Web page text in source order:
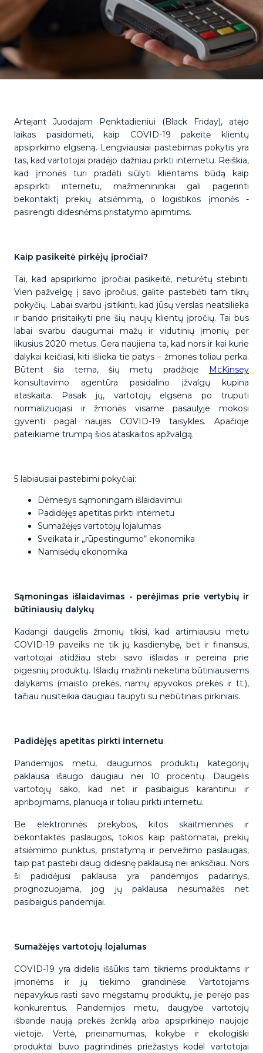
Artėjant Juodajam Penktadieniui (Black Friday), atėjo
laikas pasidomėti, kaip COVID-19 pakeitė klientų
apsipirkimo elgseną. Lengviausiai pastebimas pokytis yra
tas, kad vartotojai pradėjo dažniau pirkti internetu. Reiškia,
kad įmonės turi pradėti siūlyti klientams būdą kaip
apsipirkti internetu, mažmenininkai gali pagerinti
bekontaktį prekių atsiėmimą, o logistikos įmonės -
pasirengti didesnėms pristatymo apimtims.
Kaip pasikeitė pirkėjų įpročiai?
Tai, kad apsipirkimo įpročiai pasikeitė, neturėtų stebinti.
Vien pažvelgę ​​į savo įpročius, galite pastebėti tam tikrų
pokyčių. Labai svarbu įsitikinti, kad jūsų verslas neatsilieka
ir bando prisitaikyti prie šių naujų klientų įpročių. Tai bus
labai svarbu daugumai mažų ir vidutinių įmonių per
likusius 2020 metus. Gera naujiena ta, kad nors ir kai kurie
dalykai keičiasi, kiti išlieka tie patys – žmonės toliau perka.
Būtent šia tema, šių metų pradžioje McKinsey
konsultavimo agentūra pasidalino įžvalgų kupina
ataskaita. Pasak jų, vartotojų elgsena po truputi
normalizuojasi ir žmonės visame pasaulyje mokosi
gyventi pagal naujas COVID-19 taisykles. Apačioje
pateikiame trumpą šios ataskaitos apžvalgą.
5 labiausiai pastebimi pokyčiai:
Dėmesys sąmoningam išlaidavimui
Padidėjęs apetitas pirkti internetu
Sumažėjęs vartotojų lojalumas
Sveikata ir „rūpestingumo“ ekonomika
Namisėdų ekonomika
Sąmoningas išlaidavimas - perėjimas prie vertybių ir
būtiniausių dalykų
Kadangi daugelis žmonių tikisi, kad artimiausiu metu
COVID-19 paveiks ne tik jų kasdienybę, bet ir finansus,
vartotojai atidžiau stebi savo išlaidas ir pereina prie
pigesnių produktų. Išlaidų mažinti neketina būtiniausiems
dalykams (maisto prekės, namų apyvokos prekės ir tt.),
tačiau nusiteikia daugiau taupyti su nebūtinais pirkiniais.
Padidėjęs apetitas pirkti internetu
Pandemijos metu, daugumos produktų kategorijų
paklausa išaugo daugiau nei 10 procentų. Daugelis
vartotojų sako, kad net ir pasibaigus karantinui ir
apribojimams, planuoja ir toliau pirkti internetu.
Be elektroninės prekybos, kitos skaitmeninės ir
bekontaktės paslaugos, tokios kaip paštomatai, prekių
atsiėmimo punktus, pristatymą ir pervežimo paslaugas,
taip pat pastebi daug didesnę paklausą nei anksčiau. Nors
ši padidėjusi paklausa yra pandemijos padarinys,
prognozuojama, jog jų paklausa nesumažės net
pasibaigus pandemijai.
Sumažėjęs vartotojų lojalumas
COVID-19 yra didelis iššūkis tam tikriems produktams ir
įmonėms ir jų tiekimo grandinėse. Vartotojams
nepavykus rasti savo mėgstamų produktų, jie perėjo pas
konkurentus. Pandemijos metu, daugybė vartotojų
išbandė naują prekės ženklą arba apsipirkinėjo naujoje
vietoje. Vertė, prieinamumas, kokybė ir ekologiški
produktai buvo pagrindinės priežastys kodėl vartotojai